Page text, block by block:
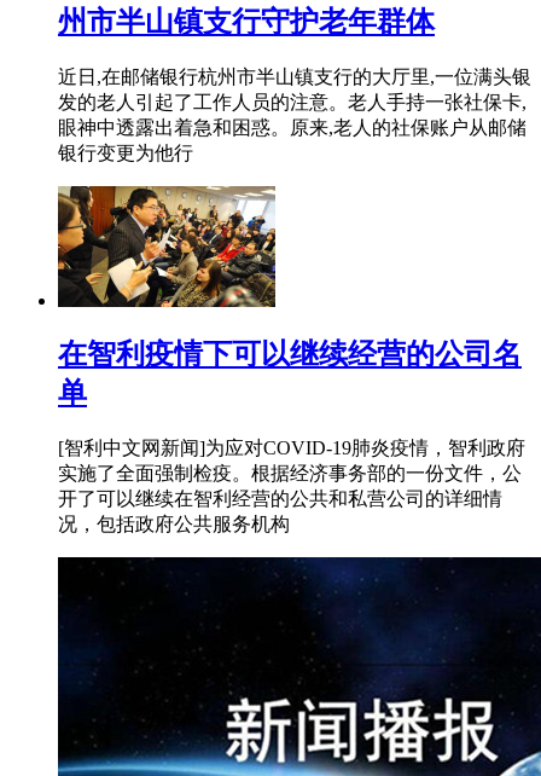
州市半山镇支行守护老年群体
近日,在邮储银行杭州市半山镇支行的大厅里,一位满头银
发的老人引起了工作人员的注意。老人手持一张社保卡,
眼神中透露出着急和困惑。原来,老人的社保账户从邮储
银行变更为他行
在智利疫情下可以继续经营的公司名
单
[智利中文网新闻]为应对COVID-19肺炎疫情，智利政府
实施了全面强制检疫。根据经济事务部的一份文件，公
开了可以继续在智利经营的公共和私营公司的详细情
况，包括政府公共服务机构